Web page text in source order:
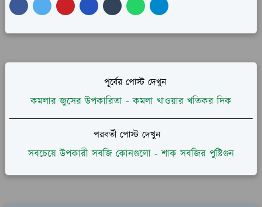
পূর্বের পোস্ট দেখুন
কমলার জুসের উপকারিতা - কমলা খাওয়ার খতিকর দিক
পরবর্তী পোস্ট দেখুন
সবচেয়ে উপকারী সবজি কোনগুলো - শাক সবজির পুষ্টিগুন